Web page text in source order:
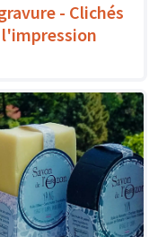
- Clichés